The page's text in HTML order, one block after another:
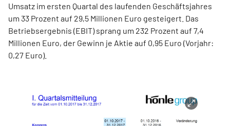
Umsatz im ersten Quartal des laufenden Geschäftsjahres
um 33 Prozent auf 29,5 Millionen Euro gesteigert. Das
Betriebsergebnis (EBIT) sprang um 232 Prozent auf 7,4
Millionen Euro, der Gewinn je Aktie auf 0,95 Euro (Vorjahr:
0,27 Euro).